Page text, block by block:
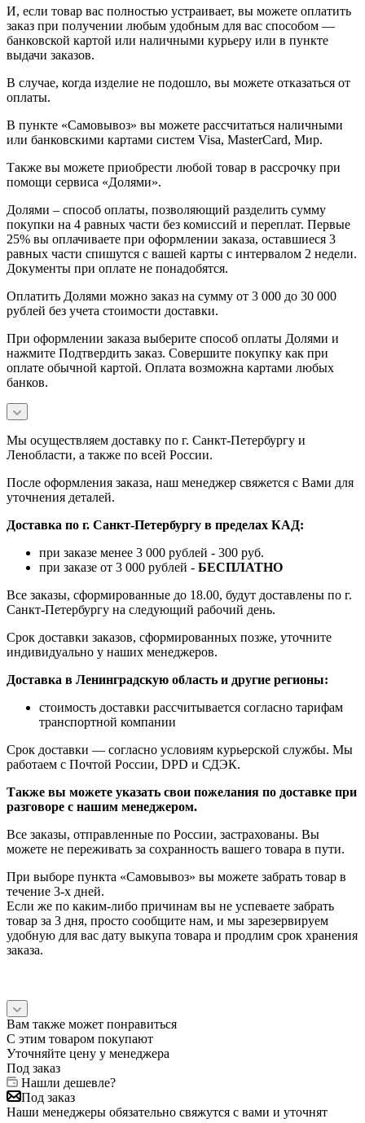
И, если товар вас полностью устраивает, вы можете оплатить
заказ при получении любым удобным для вас способом —
банковской картой или наличными курьеру или в пункте
выдачи заказов.
В случае, когда изделие не подошло, вы можете отказаться от
оплаты.
В пункте «Самовывоз» вы можете рассчитаться наличными
или банковскими картами систем Visa, MasterCard, Мир.
Также вы можете приобрести любой товар в рассрочку при
помощи сервиса «Долями».
Долями – способ оплаты, позволяющий разделить сумму
покупки на 4 равных части без комиссий и переплат. Первые
25% вы оплачиваете при оформлении заказа, оставшиеся 3
равных части спишутся с вашей карты с интервалом 2 недели.
Документы при оплате не понадобятся.
Оплатить Долями можно заказ на сумму от 3 000 до 30 000
рублей без учета стоимости доставки.
При оформлении заказа выберите способ оплаты Долями и
нажмите Подтвердить заказ. Совершите покупку как при
оплате обычной картой. Оплата возможна картами любых
банков.
Мы осуществляем доставку по г. Санкт-Петербургу и
Ленобласти, а также по всей России.
После оформления заказа, наш менеджер свяжется с Вами для
уточнения деталей.
Доставка по г. Санкт-Петербургу в пределах КАД:
при заказе менее 3 000 рублей - 300 руб.
при заказе от 3 000 рублей - БЕСПЛАТНО
Все заказы, сформированные до 18.00, будут доставлены по г.
Санкт-Петербургу на следующий рабочий день.
Срок доставки заказов, сформированных позже, уточните
индивидуально у наших менеджеров.
Доставка в Ленинградскую область и другие регионы:
стоимость доставки рассчитывается согласно тарифам
транспортной компании
Срок доставки — согласно условиям курьерской службы. Мы
работаем с Почтой России, DPD и СДЭК.
Также вы можете указать свои пожелания по доставке при
разговоре с нашим менеджером.
Все заказы, отправленные по России, застрахованы. Вы
можете не переживать за сохранность вашего товара в пути.
При выборе пункта «Самовывоз» вы можете забрать товар в
течение 3-х дней.
Если же по каким-либо причинам вы не успеваете забрать
товар за 3 дня, просто сообщите нам, и мы зарезервируем
удобную для вас дату выкупа товара и продлим срок хранения
заказа.
Вам также может понравиться
С этим товаром покупают
Уточняйте цену у менеджера
Под заказ
Нашли дешевле?
Под заказ
Наши менеджеры обязательно свяжутся с вами и уточнят